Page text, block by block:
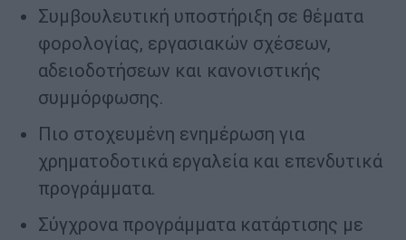
Συμβουλευτική υποστήριξη σε θέματα
φορολογίας, εργασιακών σχέσεων,
αδειοδοτήσεων και κανονιστικής
συμμόρφωσης.
Πιο στοχευμένη ενημέρωση για
χρηματοδοτικά εργαλεία και επενδυτικά
προγράμματα.
Σύγχρονα προγράμματα κατάρτισης με